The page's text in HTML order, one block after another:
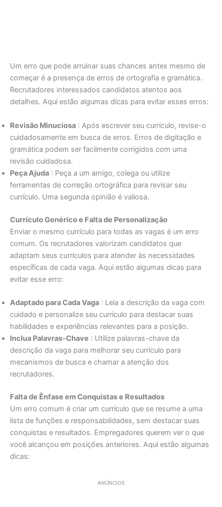
Um erro que pode arruinar suas chances antes mesmo de
começar é a presença de erros de ortografia e gramática.
Recrutadores interessados ​​candidatos atentos aos
detalhes. Aqui estão algumas dicas para evitar esses erros:
Revisão Minuciosa : Após escrever seu currículo, revise-o
cuidadosamente em busca de erros. Erros de digitação e
gramática podem ser facilmente corrigidos com uma
revisão cuidadosa.
Peça Ajuda : Peça a um amigo, colega ou utilize
ferramentas de correção ortográfica para revisar seu
currículo. Uma segunda opinião é valiosa.
Currículo Genérico e Falta de Personalização
Enviar o mesmo currículo para todas as vagas é um erro
comum. Os recrutadores valorizam candidatos que
adaptam seus currículos para atender às necessidades
específicas de cada vaga. Aqui estão algumas dicas para
evitar esse erro:
Adaptado para Cada Vaga : Leia a descrição da vaga com
cuidado e personalize seu currículo para destacar suas
habilidades e experiências relevantes para a posição.
Inclua Palavras-Chave : Utilize palavras-chave da
descrição da vaga para melhorar seu currículo para
mecanismos de busca e chamar a atenção dos
recrutadores.
Falta de Ênfase em Conquistas e Resultados
Um erro comum é criar um currículo que se resume a uma
lista de funções e responsabilidades, sem destacar suas
conquistas e resultados. Empregadores querem ver o que
você alcançou em posições anteriores. Aqui estão algumas
dicas:
ANÚNCIOS